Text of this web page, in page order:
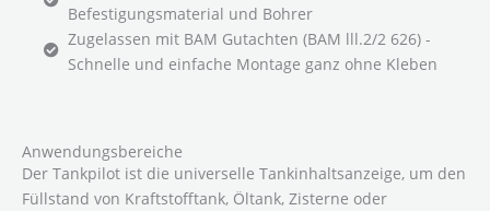
Befestigungsmaterial und Bohrer
Zugelassen mit BAM Gutachten (BAM lll.2/2 626) -
Schnelle und einfache Montage ganz ohne Kleben
Anwendungs­bereiche
Der Tankpilot ist die universelle Tankinhaltsanzeige, um den
Füllstand von Kraftstofftank, Öltank, Zisterne oder